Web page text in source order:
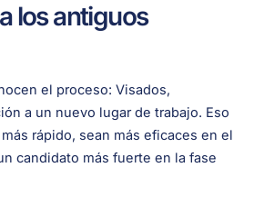
los antiguos
el proceso: Visados,
a un nuevo lugar de trabajo. Eso
rápido, sean más eficaces en el
candidato más fuerte en la fase